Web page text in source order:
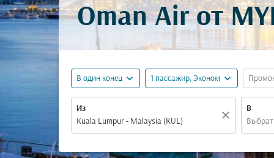
Oman Air от
В один конец expand_more 1 пассажир, Эконом expand_more
Из
close
В